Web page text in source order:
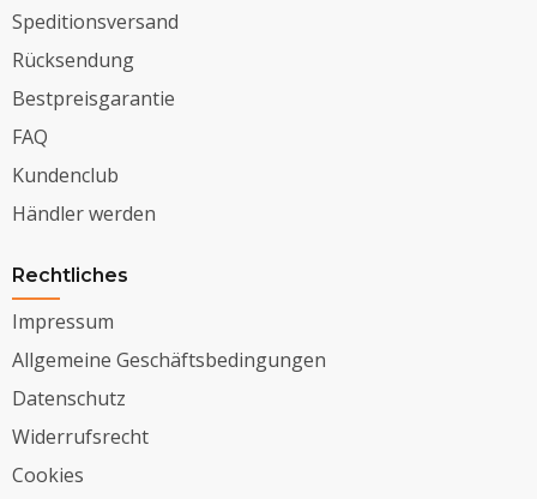
Speditionsversand
Rücksendung
Bestpreisgarantie
FAQ
Kundenclub
Händler werden
Rechtliches
Impressum
Allgemeine Geschäftsbedingungen
Datenschutz
Widerrufsrecht
Cookies